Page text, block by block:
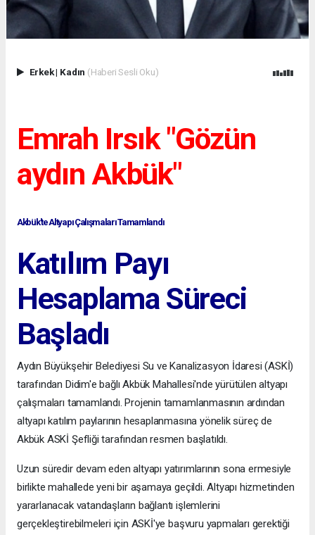
Erkek| Kadın (Haberi Sesli Oku)
Emrah Irsık "Gözün
aydın Akbük"
Akbük'te Altyapı Çalışmaları Tamamlandı
Katılım Payı
Hesaplama Süreci
Başladı
Aydın Büyükşehir Belediyesi Su ve Kanalizasyon İdaresi (ASKİ)
tarafından Didim'e bağlı Akbük Mahallesi'nde yürütülen altyapı
çalışmaları tamamlandı. Projenin tamamlanmasının ardından
altyapı katılım paylarının hesaplanmasına yönelik süreç de
Akbük ASKİ Şefliği tarafından resmen başlatıldı.
Uzun süredir devam eden altyapı yatırımlarının sona ermesiyle
birlikte mahallede yeni bir aşamaya geçildi. Altyapı hizmetinden
yararlanacak vatandaşların bağlantı işlemlerini
gerçekleştirebilmeleri için ASKİ'ye başvuru yapmaları gerektiği